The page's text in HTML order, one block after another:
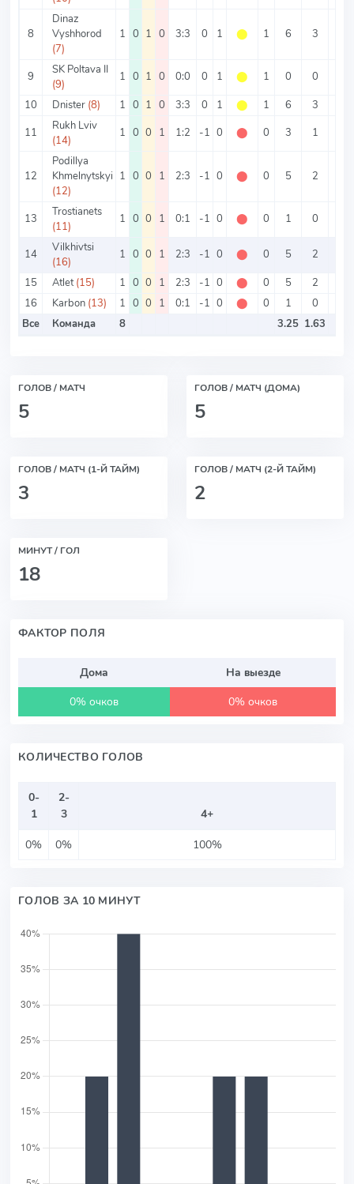
8
Dinaz
Vyshhorod
(7)
1 0 1 0 3:3 0 1 ⬤ 1 6 3
9
SK Poltava II
(9)
1 0 1 0 0:0 0 1 ⬤ 1 0 0
10
Dnister (8) 1 0 1 0 3:3 0 1 ⬤ 1 6 3
11
Rukh Lviv
(14)
1 0 0 1 1:2 -1 0 ⬤ 0 3 1
12
Podillya
Khmelnytskyi
(12)
1 0 0 1 2:3 -1 0 ⬤ 0 5 2
13
Trostianets
(11)
1 0 0 1 0:1 -1 0 ⬤ 0 1 0
14
Vilkhivtsi
(16)
1 0 0 1 2:3 -1 0 ⬤ 0 5 2
15
Atlet (15) 1 0 0 1 2:3 -1 0 ⬤ 0 5 2
16
Karbon (13) 1 0 0 1 0:1 -1 0 ⬤ 0 1 0
Все
Команда 8 3.25 1.63
ГОЛОВ / МАТЧ
5
ГОЛОВ / МАТЧ (ДОМА)
5
ГОЛОВ / МАТЧ (1-Й ТАЙМ)
3
ГОЛОВ / МАТЧ (2-Й ТАЙМ)
2
МИНУТ / ГОЛ
18
ФАКТОР ПОЛЯ
Дома
На выезде
0% очков
0% очков
КОЛИЧЕСТВО ГОЛОВ
0-
1
2-
3
4+
0%
0% 100%
ГОЛОВ ЗА 10 МИНУТ